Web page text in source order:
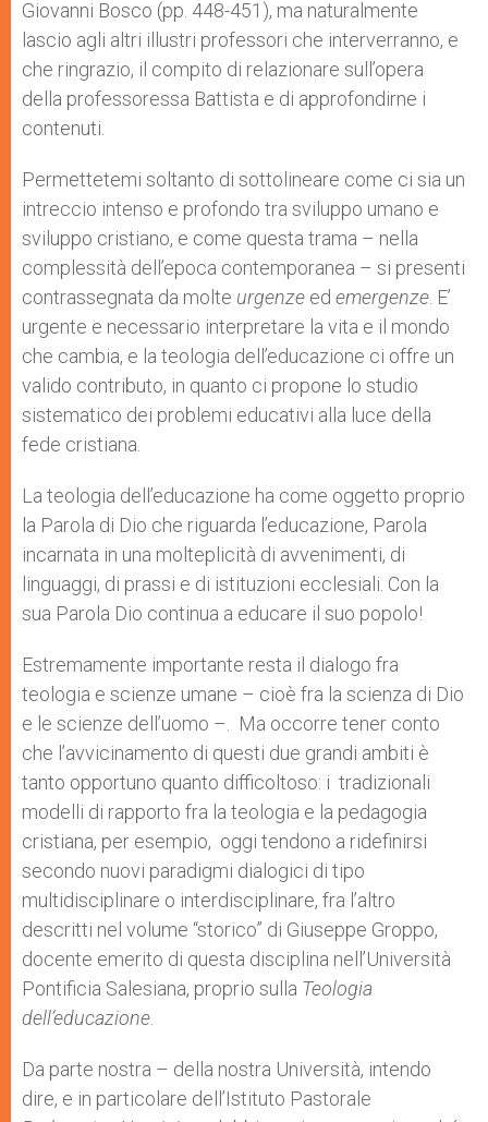
Giovanni Bosco (pp. 448-451), ma naturalmente
lascio agli altri illustri professori che interverranno, e
che ringrazio, il compito di relazionare sull’opera
della professoressa Battista e di approfondirne i
contenuti.
Permettetemi soltanto di sottolineare come ci sia un
intreccio intenso e profondo tra sviluppo umano e
sviluppo cristiano, e come questa trama – nella
complessità dell’epoca contemporanea – si presenti
contrassegnata da molte urgenze ed emergenze . E’
urgente e necessario interpretare la vita e il mondo
che cambia, e la teologia dell’educazione ci offre un
valido contributo, in quanto ci propone lo studio
sistematico dei problemi educativi alla luce della
fede cristiana.
La teologia dell’educazione ha come oggetto proprio
la Parola di Dio che riguarda l’edu­cazione, Parola
incarnata in una molteplicità di avvenimenti, di
linguaggi, di prassi e di istituzioni ecclesiali. Con la
sua Parola Dio continua a educare il suo popolo!
Estremamente importante resta il dialogo fra
teologia e scienze umane – cioè fra la scienza di Dio
e le scienze dell’uomo –. Ma occorre tener conto
che l’avvicinamento di questi due grandi ambiti è
tanto opportuno quanto difficoltoso: i tradizionali
modelli di rapporto fra la teologia e la pedagogia
cristiana, per esempio, oggi tendono a ri­definirsi
secondo nuovi paradigmi dia­logici di tipo
multidisciplinare o interdisci­plinare, fra l’altro
descritti nel volume “storico” di Giuseppe Groppo,
docente emerito di questa disciplina nell’Università
Pontificia Salesiana, proprio sulla Teologia
dell’educazione
Da parte nostra – della nostra Università, intendo
dire, e in particolare dell’Istituto Pastorale